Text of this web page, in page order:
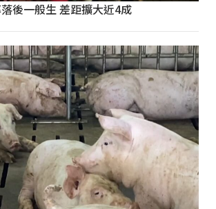
後一般生 差距擴大近4成